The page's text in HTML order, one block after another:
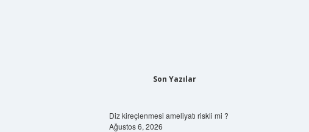
Son Yazılar
Diz kireçlenmesi ameliyatı riskli mi ?
Ağustos 6, 2026